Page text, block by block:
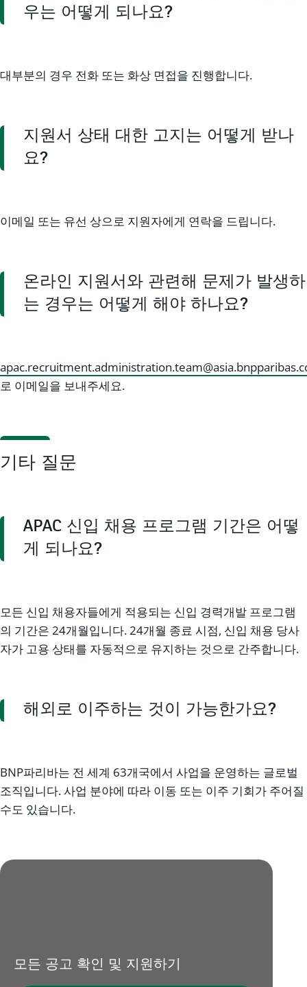
우는 어떻게 되나요?
대부분의 경우 전화 또는 화상 면접을 진행합니다.
지원서 상태 대한 고지는 어떻게 받나
요?
이메일 또는 유선 상으로 지원자에게 연락을 드립니다.
온라인 지원서와 관련해 문제가 발생하
는 경우는 어떻게 해야 하나요?
로 이메일을 보내주세요.
기타 질문
APAC 신입 채용 프로그램 기간은 어떻
게 되나요?
모든 신입 채용자들에게 적용되는 신입 경력개발 프로그램
의 기간은 24개월입니다. 24개월 종료 시점, 신입 채용 당사
자가 고용 상태를 자동적으로 유지하는 것으로 간주합니다.
해외로 이주하는 것이 가능한가요?
BNP파리바는 전 세계 63개국에서 사업을 운영하는 글로벌
조직입니다. 사업 분야에 따라 이동 또는 이주 기회가 주어질
수도 있습니다.
모든 공고 확인 및 지원하기